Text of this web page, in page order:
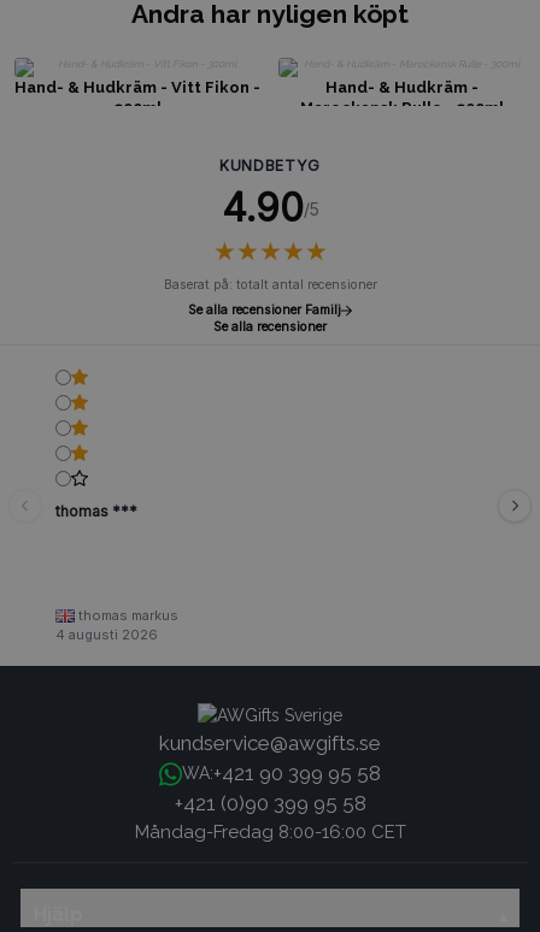
Andra har nyligen köpt
Hand- & Hudkräm - Vitt Fikon -
300ml
Hand- & Hudkräm -
Marockansk Rulle - 300ml
KUNDBETYG
4.90/5
★★★★★
★★★★★
Baserat på: totalt antal recensioner
Se alla recensioner Familj
Se alla recensioner
thomas ***
thomas markus
4 augusti 2026
kundservice@awgifts.se
WA:+421 90 399 95 58
+421 (0)90 399 95 58
Måndag-Fredag 8:00-16:00 CET